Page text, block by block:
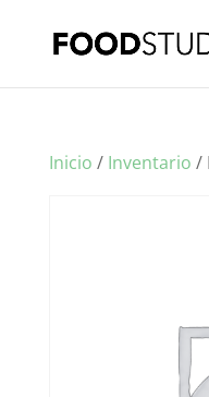
Inicio / Inventario /